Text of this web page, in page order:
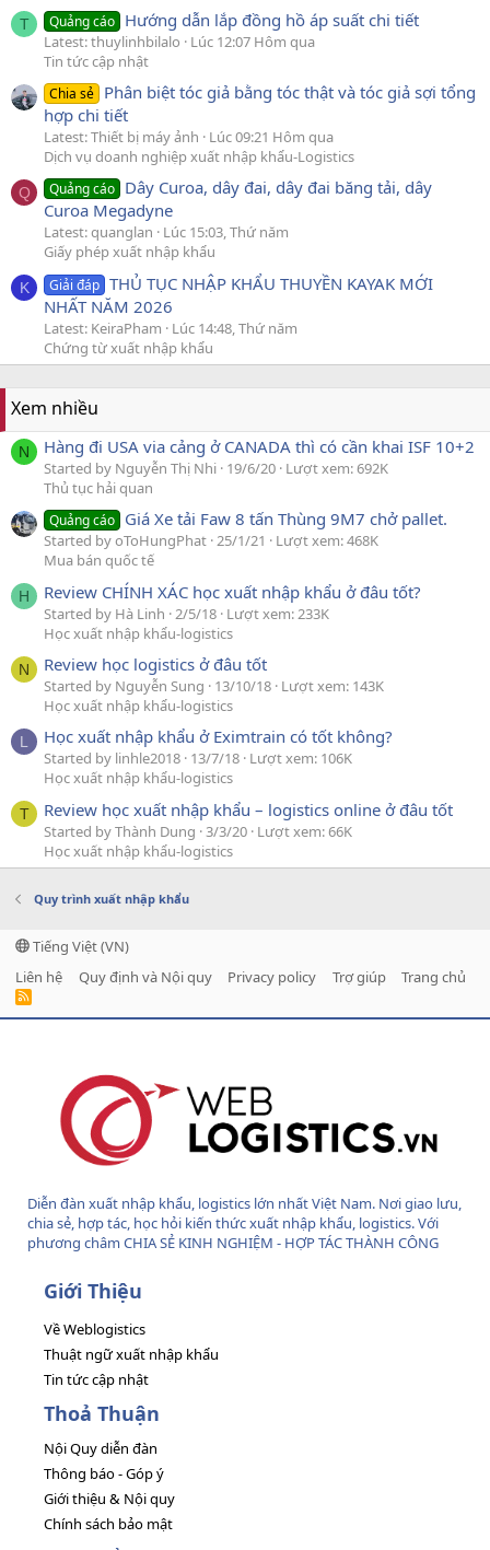
T Quảng cáo Hướng dẫn lắp đồng hồ áp suất chi tiết
Latest: thuylinhbilalo
Lúc 12:07 Hôm qua
Tin tức cập nhật
Chia sẻ Phân biệt tóc giả bằng tóc thật và tóc giả sợi tổng
hợp chi tiết
Latest: Thiết bị máy ảnh
Lúc 09:21 Hôm qua
Dịch vụ doanh nghiệp xuất nhập khẩu-Logistics
Q Quảng cáo Dây Curoa, dây đai, dây đai băng tải, dây
Curoa Megadyne
Latest: quanglan
Lúc 15:03, Thứ năm
Giấy phép xuất nhập khẩu
K Giải đáp THỦ TỤC NHẬP KHẨU THUYỀN KAYAK MỚI
NHẤT NĂM 2026
Latest: KeiraPham
Lúc 14:48, Thứ năm
Chứng từ xuất nhập khẩu
Xem nhiều
N Hàng đi USA via cảng ở CANADA thì có cần khai ISF 10+2
Started by Nguyễn Thị Nhi 19/6/20 Lượt xem: 692K
Thủ tục hải quan
Quảng cáo Giá Xe tải Faw 8 tấn Thùng 9M7 chở pallet.
Started by oToHungPhat 25/1/21
Lượt xem: 468K
Mua bán quốc tế
H Review CHÍNH XÁC học xuất nhập khẩu ở đâu tốt?
Started by Hà Linh 2/5/18 Lượt xem: 233K
Học xuất nhập khẩu-logistics
N Review học logistics ở đâu tốt
Started by Nguyễn Sung 13/10/18 Lượt xem: 143K
Học xuất nhập khẩu-logistics
L Học xuất nhập khẩu ở Eximtrain có tốt không?
Started by linhle2018 13/7/18 Lượt xem: 106K
Học xuất nhập khẩu-logistics
T Review học xuất nhập khẩu – logistics online ở đâu tốt
Started by Thành Dung 3/3/20 Lượt xem: 66K
Học xuất nhập khẩu-logistics
Quy trình xuất nhập khẩu
Tiếng Việt (VN)
Liên hệ
Quy định và Nội quy Privacy policy Trợ giúp Trang chủ
R
S
Diễn đàn xuất nhập khẩu, logistics lớn nhất Việt Nam. Nơi giao lưu,
chia sẻ, hợp tác, học hỏi kiến thức xuất nhập khẩu, logistics. Với
phương châm CHIA SẺ KINH NGHIỆM - HỢP TÁC THÀNH CÔNG
Giới Thiệu
Về Weblogistics
Thuật ngữ xuất nhập khẩu
Tin tức cập nhật
Thoả Thuận
Nội Quy diễn đàn
Thông báo - Góp ý
Giới thiệu & Nội quy
Chính sách bảo mật